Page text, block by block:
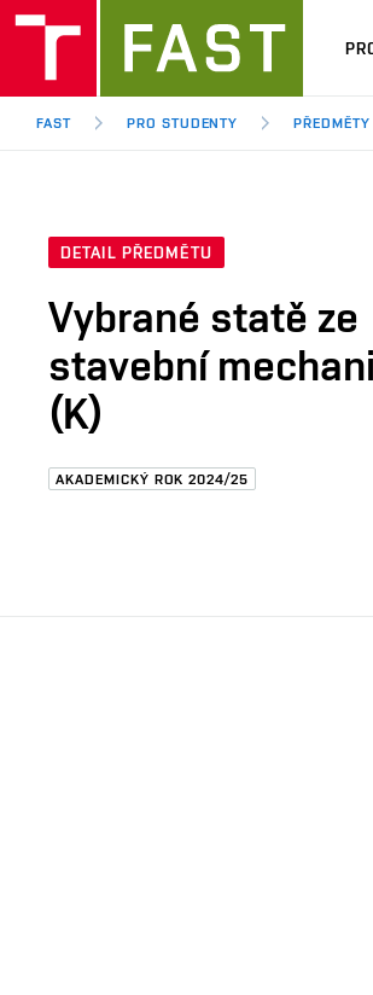
FAST PRO STUDENTY PŘEDMĚTY
DETAIL PŘEDMĚTU
Vybrané statě ze
stavební
(K)
AKADEMICKÝ ROK 2024/25